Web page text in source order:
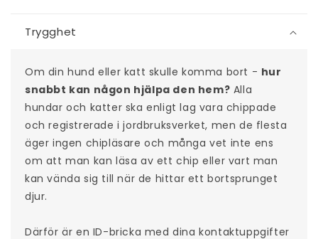
Trygghet
Om din hund eller katt skulle komma bort - hur
snabbt kan någon hjälpa den hem? Alla
hundar och katter ska enligt lag vara chippade
och registrerade i jordbruksverket, men de flesta
äger ingen chipläsare och många vet inte ens
om att man kan läsa av ett chip eller vart man
kan vända sig till när de hittar ett bortsprunget
djur.
Därför är en ID-bricka med dina kontaktuppgifter